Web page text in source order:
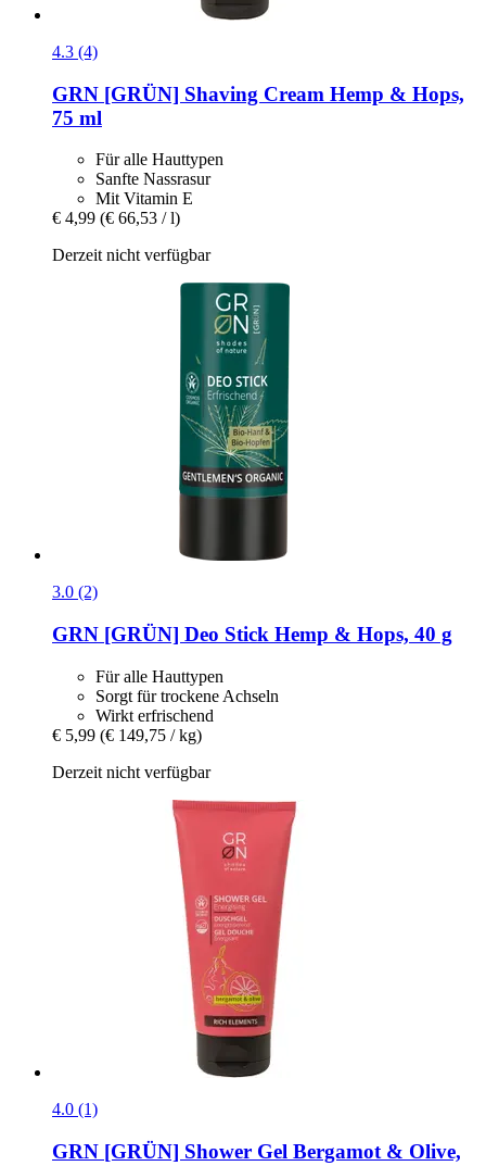
4.3 (4)
GRN [GRÜN] Shaving Cream Hemp & Hops,
75 ml
Für alle Hauttypen
Sanfte Nassrasur
Mit Vitamin E
€ 4,99 (€ 66,53 / l)
Derzeit nicht verfügbar
3.0 (2)
GRN [GRÜN] Deo Stick Hemp & Hops, 40 g
Für alle Hauttypen
Sorgt für trockene Achseln
Wirkt erfrischend
€ 5,99 (€ 149,75 / kg)
Derzeit nicht verfügbar
4.0 (1)
GRN [GRÜN] Shower Gel Bergamot & Olive,